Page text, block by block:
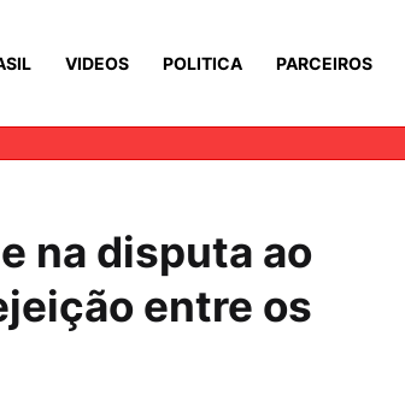
VIDEOS POLITICA PARCEIROS
na disputa ao
entre os